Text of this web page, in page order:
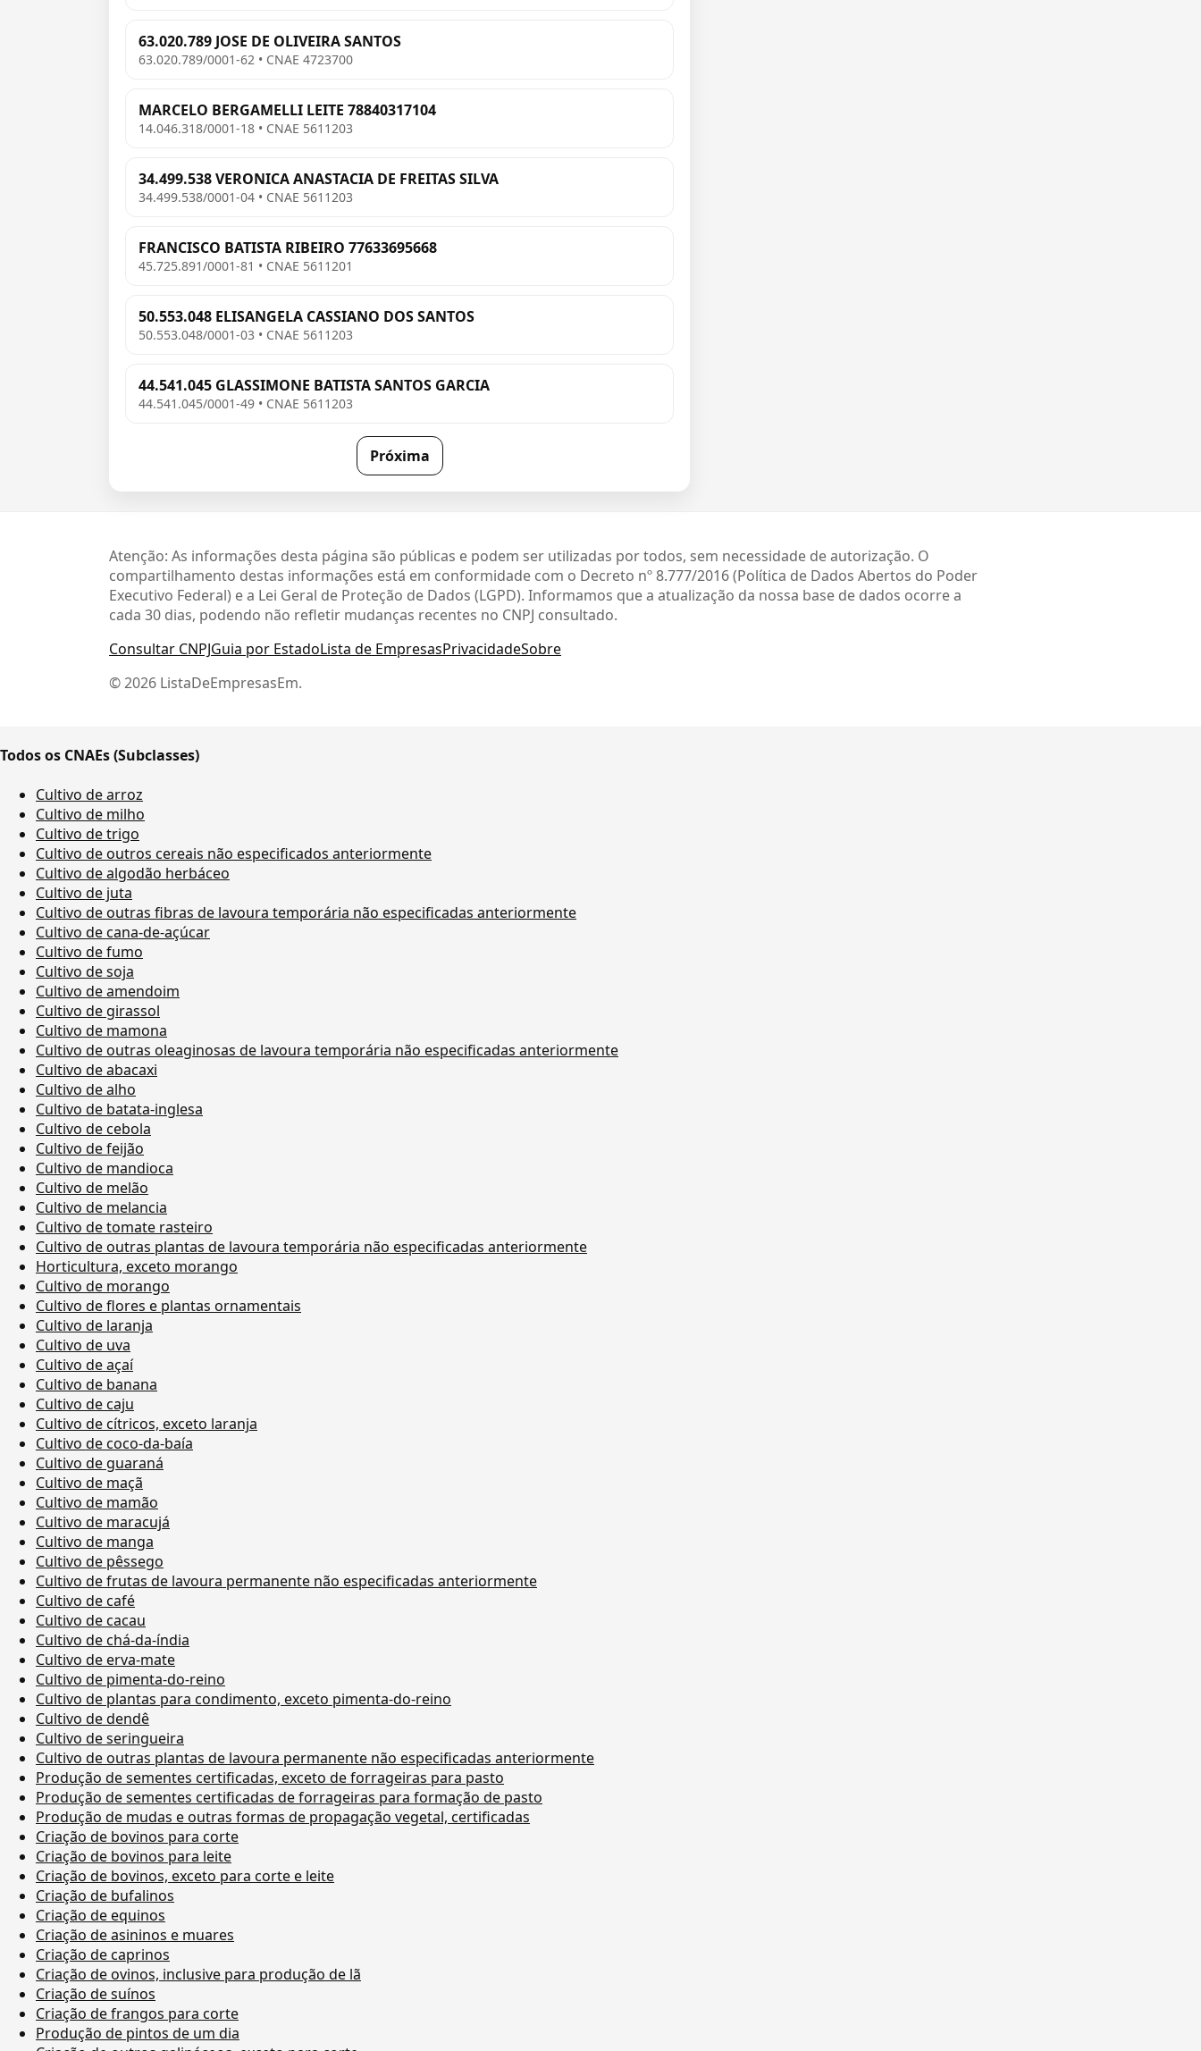
63.020.789 JOSE DE OLIVEIRA SANTOS
63.020.789/0001-62 • CNAE 4723700
MARCELO BERGAMELLI LEITE 78840317104
14.046.318/0001-18 • CNAE 5611203
34.499.538 VERONICA ANASTACIA DE FREITAS SILVA
34.499.538/0001-04 • CNAE 5611203
FRANCISCO BATISTA RIBEIRO 77633695668
45.725.891/0001-81 • CNAE 5611201
50.553.048 ELISANGELA CASSIANO DOS SANTOS
50.553.048/0001-03 • CNAE 5611203
44.541.045 GLASSIMONE BATISTA SANTOS GARCIA
44.541.045/0001-49 • CNAE 5611203
Próxima
Atenção: As informações desta página são públicas e podem ser utilizadas por todos, sem necessidade de autorização. O
compartilhamento destas informações está em conformidade com o Decreto nº 8.777/2016 (Política de Dados Abertos do Poder
Executivo Federal) e a Lei Geral de Proteção de Dados (LGPD). Informamos que a atualização da nossa base de dados ocorre a
cada 30 dias, podendo não refletir mudanças recentes no CNPJ consultado.
Consultar CNPJGuia por EstadoLista de EmpresasPrivacidadeSobre
© 2026 ListaDeEmpresasEm.
Todos os CNAEs (Subclasses)
Cultivo de arroz
Cultivo de milho
Cultivo de trigo
Cultivo de outros cereais não especificados anteriormente
Cultivo de algodão herbáceo
Cultivo de juta
Cultivo de outras fibras de lavoura temporária não especificadas anteriormente
Cultivo de cana-de-açúcar
Cultivo de fumo
Cultivo de soja
Cultivo de amendoim
Cultivo de girassol
Cultivo de mamona
Cultivo de outras oleaginosas de lavoura temporária não especificadas anteriormente
Cultivo de abacaxi
Cultivo de alho
Cultivo de batata-inglesa
Cultivo de cebola
Cultivo de feijão
Cultivo de mandioca
Cultivo de melão
Cultivo de melancia
Cultivo de tomate rasteiro
Cultivo de outras plantas de lavoura temporária não especificadas anteriormente
Horticultura, exceto morango
Cultivo de morango
Cultivo de flores e plantas ornamentais
Cultivo de laranja
Cultivo de uva
Cultivo de açaí
Cultivo de banana
Cultivo de caju
Cultivo de cítricos, exceto laranja
Cultivo de coco-da-baía
Cultivo de guaraná
Cultivo de maçã
Cultivo de mamão
Cultivo de maracujá
Cultivo de manga
Cultivo de pêssego
Cultivo de frutas de lavoura permanente não especificadas anteriormente
Cultivo de café
Cultivo de cacau
Cultivo de chá-da-índia
Cultivo de erva-mate
Cultivo de pimenta-do-reino
Cultivo de plantas para condimento, exceto pimenta-do-reino
Cultivo de dendê
Cultivo de seringueira
Cultivo de outras plantas de lavoura permanente não especificadas anteriormente
Produção de sementes certificadas, exceto de forrageiras para pasto
Produção de sementes certificadas de forrageiras para formação de pasto
Produção de mudas e outras formas de propagação vegetal, certificadas
Criação de bovinos para corte
Criação de bovinos para leite
Criação de bovinos, exceto para corte e leite
Criação de bufalinos
Criação de equinos
Criação de asininos e muares
Criação de caprinos
Criação de ovinos, inclusive para produção de lã
Criação de suínos
Criação de frangos para corte
Produção de pintos de um dia